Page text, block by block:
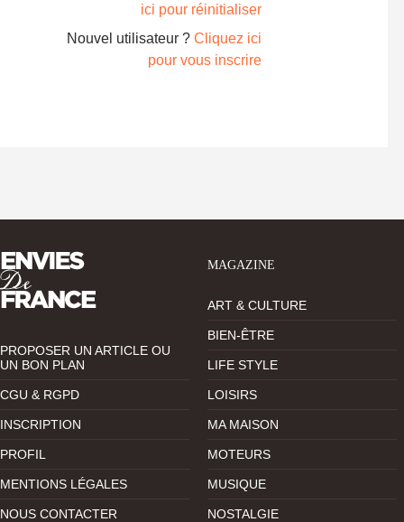
ici pour réinitialiser
Nouvel utilisateur ? Cliquez ici
pour vous inscrire
PROPOSER UN ARTICLE OU
UN BON PLAN
CGU & RGPD
INSCRIPTION
PROFIL
MENTIONS LÉGALES
NOUS CONTACTER
MAGAZINE
ART & CULTURE
BIEN-ÊTRE
LIFE STYLE
LOISIRS
MA MAISON
MOTEURS
MUSIQUE
NOSTALGIE